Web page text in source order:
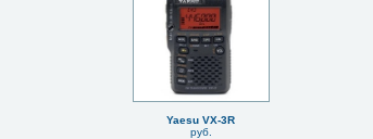
Yaesu VX-3R
руб.